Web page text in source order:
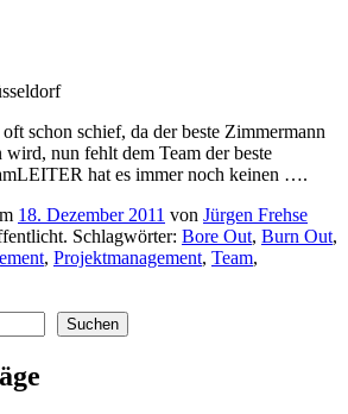
schon schief, da der beste Zimmermann
wird, nun fehlt dem Team der beste
hat es immer noch keinen ….
18. Dezember 2011 von Jürgen Frehse
Schlagwörter: Bore Out, Burn Out,
, Projektmanagement, Team,
Suchen